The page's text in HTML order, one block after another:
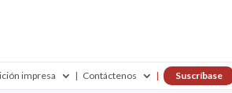
impresa Contáctenos Suscríbase